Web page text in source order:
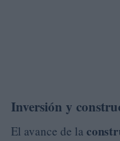
Inversión y
El avance de la